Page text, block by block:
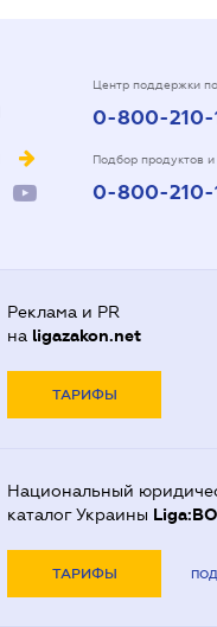
Центр поддержки
0-800-210-
Подбор продуктов
0-800-210-
Реклама и PR
на ligazakon.net
ТАРИФЫ
Национальный
каталог Украины
ТАРИФЫ